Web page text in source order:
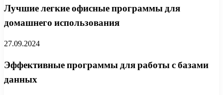
Лучшие легкие офисные программы для
домашнего использования
27.09.2024
Эффективные программы для работы с базами
данных